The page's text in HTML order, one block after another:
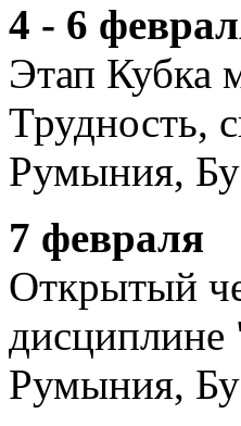
4 - 6
Этап Кубка
Трудность,
Румыния,
7 февраля
Открытый
дисциплине
Румыния,